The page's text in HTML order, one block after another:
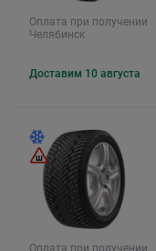
Оплата при получении
Челябинск
Доставим 10 августа
Оплата при получении